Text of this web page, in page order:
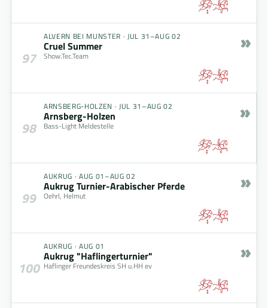
97
ALVERN BEI MUNSTER · JUL 31–AUG 02
Cruel Summer
Show.Tec.Team
»
98
ARNSBERG-HOLZEN · JUL 31–AUG 02
Arnsberg-Holzen
Bass-Light Meldestelle
»
99
AUKRUG · AUG 01–AUG 02
Aukrug Turnier-Arabischer Pferde
Oehrl, Helmut
»
100
AUKRUG · AUG 01
Aukrug "Haflingerturnier"
Haflinger Freundeskreis SH u.HH ev
»